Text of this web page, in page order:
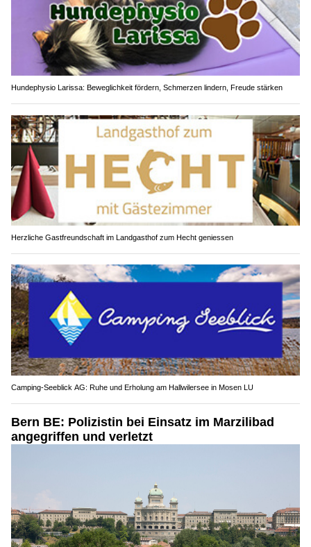
Hundephysio Larissa: Beweglichkeit fördern, Schmerzen lindern, Freude stärken
Herzliche Gastfreundschaft im Landgasthof zum Hecht geniessen
Camping-Seeblick AG: Ruhe und Erholung am Hallwilersee in Mosen LU
Bern BE: Polizistin bei Einsatz im Marzilibad
angegriffen und verletzt